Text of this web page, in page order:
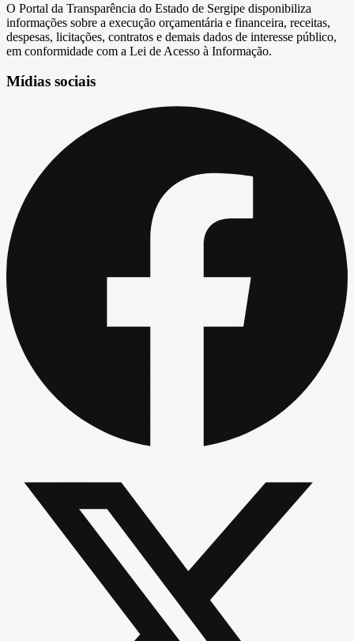
O Portal da Transparência do Estado de Sergipe disponibiliza
informações sobre a execução orçamentária e financeira, receitas,
despesas, licitações, contratos e demais dados de interesse público,
em conformidade com a Lei de Acesso à Informação.
Mídias sociais